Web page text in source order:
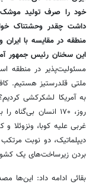
خود را صرف تولید موشک
داشت چقدر وحشتناک
منطقه در مقایسه با
این سخنان رئیس جمهور
مسئولیت‌پذیر در منطقه
ملتی قلدرستیز هستیم.
به آمریکا لشکرکشی
روز، ۱۷۰ انسان
غربی علیه کوبا، ونزوئلا
دیپلماتیک، دو نوبت
بردن زیرساخت‌های یک
بقائی ادامه داد: این‌ها